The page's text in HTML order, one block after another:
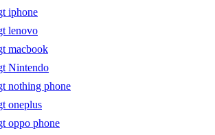
iphone
lenovo
macbook
Nintendo
nothing phone
oneplus
oppo phone